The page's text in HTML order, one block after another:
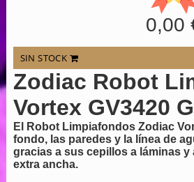
0,00
SIN STOCK
Zodiac Robot
Vortex GV3420
El Robot Limpiafondos Zodiac
fondo, las paredes y la línea de
gracias a sus cepillos a láminas
extra ancha.